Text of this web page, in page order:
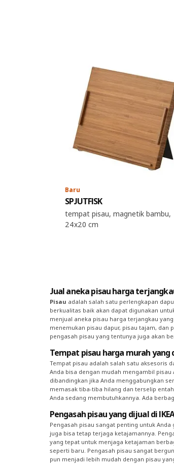
Baru
SPJUTFISK
tempat pisau, magnetik bambu,
24x20 cm
Jual aneka pisau harga
Pisau adalah salah satu perlengkapan
berkualitas baik akan dapat digunakan
menjual aneka pisau harga terjangkau
menemukan pisau dapur, pisau tajam, dan
pengasah pisau yang tentunya juga akan
Tempat pisau harga murah yang
Tempat pisau adalah salah satu aksesoris
Anda bisa dengan mudah mengambil
dibandingkan jika Anda menggabungkan
memasak tiba-tiba hilang dan terselip
Anda sedang membutuhkannya. Ada
Pengasah pisau yang dijual di
Pengasah pisau sangat penting untuk
juga bisa tetap terjaga ketajamannya.
yang tepat untuk menjaga ketajaman
seperti baru. Pengasah pisau sangat
pun menjadi lebih mudah dengan pisau